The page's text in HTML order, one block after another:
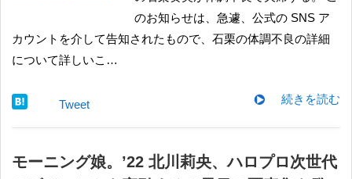
のお知らせは、急遽、公式の SNS ア
カウントを介して告知されたもので、石栗の体調不良の詳細
について詳しいこ…
続きを読む
Tweet
モーニング娘。’22 北川莉央、ハロプロ次世代